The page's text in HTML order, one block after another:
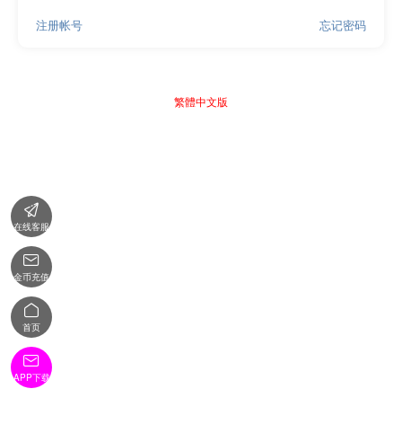
忘记密码
注册帐号
繁體中文版

在线客服

金币充值

首页

APP下载